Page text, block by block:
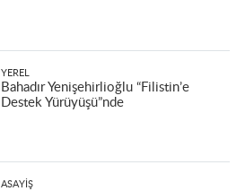
YEREL
Bahadır Yenişehirlioğlu “Filistin’e
Destek Yürüyüşü”nde
ASAYIŞ